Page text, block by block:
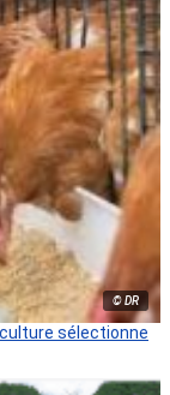
© DR
sélectionne